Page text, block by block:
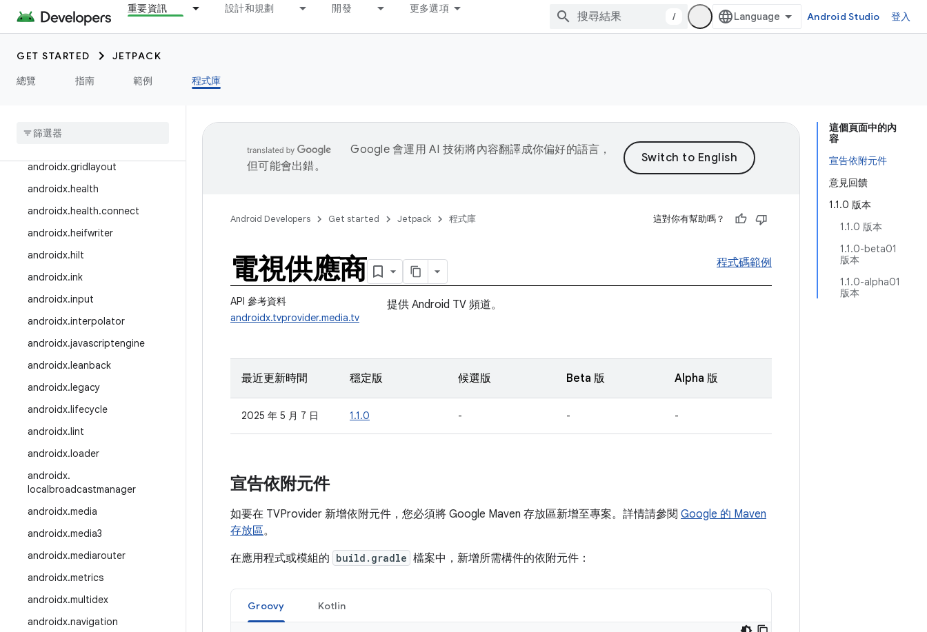
重要資訊 設計和規劃 開發 更多選項
/ Android Studio 登入
GET STARTED
JETPACK
總覽
指南 範例 程式庫
androidx.enterprise
androidx.exifinterface
androidx.fragment
androidx.games
androidx.gridlayout
androidx.health
androidx.health.connect
androidx.heifwriter
androidx.hilt
androidx.ink
androidx.input
androidx.interpolator
androidx.javascriptengine
androidx.leanback
androidx.legacy
androidx.lifecycle
androidx.lint
androidx.loader
androidx.
localbroadcastmanager
androidx.media
androidx.media3
androidx.mediarouter
androidx.metrics
androidx.multidex
androidx.navigation
這個頁面中的內
容
宣告依附元件
意見回饋
1.1.0 版本
1.1.0 版本
1.1.0-beta01
版本
1.1.0-alpha01
版本
Google 會運用 AI 技術將內容翻譯成你偏好的語言，
但可能會出錯。
Android Developers Get started Jetpack 程式庫 這對你有幫助嗎？
電視供應商 程式碼範例
API 參考資料
androidx.tvprovider.media.tv
提供 Android TV 頻道。
最近更新時間 穩定版 候選版 Beta 版 Alpha 版
2025 年 5 月 7 日 1.1.0 - - -
宣告依附元件
如要在 TVProvider 新增依附元件，您必須將 Google Maven 存放區新增至專案。詳情請參閱 Google 的 Maven
存放區。
在應用程式或模組的 build.gradle 檔案中，新增所需構件的依附元件：
Groovy Kotlin